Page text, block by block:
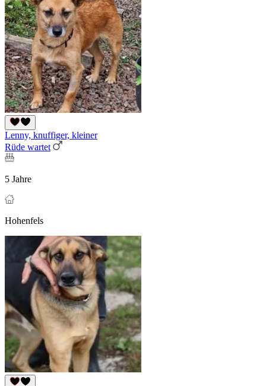
Lenny, knuffiger, kleiner
Rüde wartet
5 Jahre
Hohenfels